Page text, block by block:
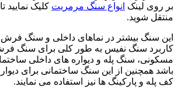
بر روی لینک انواع سنگ مرمریت کلیک
منتقل شوید.
این سنگ بیشتر در نماهای داخلی و سنگ فرش
کاربرد سنگ نفیس به طور کلی برای سنگ
مسکونی، سنگ پله و دیواره های داخلی
باشد همچنین از این سنگ ساختمانی برای
کف پله و پارکینگ ها نیز استفاده می نمایند.